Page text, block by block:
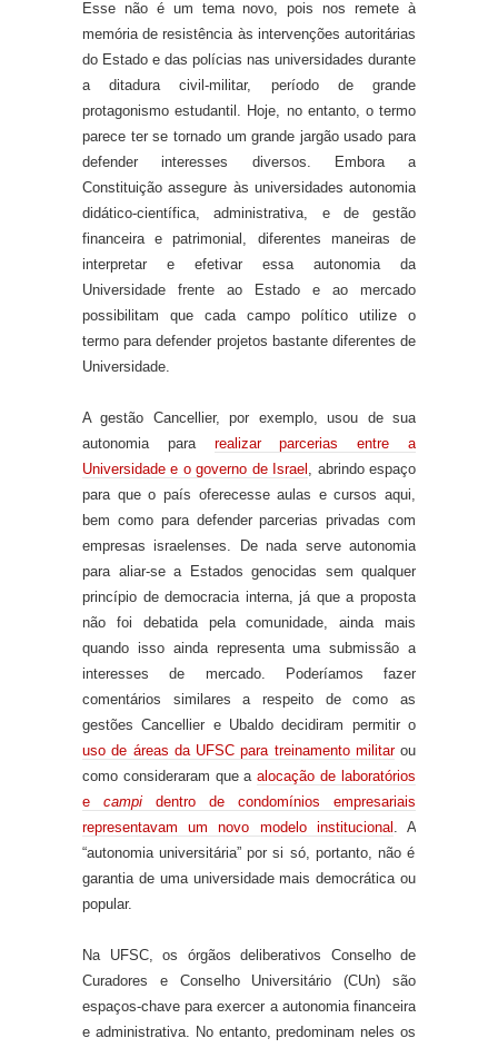
Esse não é um tema novo, pois nos remete à
memória deresistência às intervenções autoritárias
do Estado e das polícias nas universidades durante
a ditadura civil-militar, período de grande
protagonismo estudantil . Hoje, no entanto, o termo
parece ter se tornado um grande jargão usado para
defender interesses diversos. Embora a
Constituição assegure às universidades autonomia
didático-científica, administrativa, e de gestão
financeira e patrimonial , diferentes maneiras de
interpretar e efetivar essa autonomiada
Universidade frente ao Estado e ao mercado
possibilitam que cada campo político utilize o
termo para defender projetos bastante diferentes de
Universidade.
A gestão Cancellier, por exemplo, usou de sua
autonomia para realizar parcerias entre a
Universidade e o governo de Israel , abrindo espaço
para que o país oferecesse aulas e cursos aqui,
bem como para defenderparcerias privadas com
empresas israelenses. De nada serve autonomia
para aliar-se a Estados genocidas sem qualquer
princípio de democracia interna, já que a proposta
não foi debatida pela comunidade,ainda mais
quando isso ainda representa uma submissão a
interesses de mercado.
Poderíamos fazer
comentários similares a respeito de como as
gestões Cancellier e Ubaldo decidiram permitir o
uso de áreas da UFSC para treinamento militar ou
como consideraram que aalocação de laboratórios
e campi dentro de condomínios empresariais
representavam um novo modelo institucional . A
“autonomia universitária” por si só, portanto, não é
garantia de uma universidade mais democrática ou
popular.
Na UFSC, os órgãos deliberativos Conselho de
Curadores e Conselho Universitário (CUn) são
espaços-chave para exercer a autonomia financeira
e administrativa. No entanto, predominam neles os